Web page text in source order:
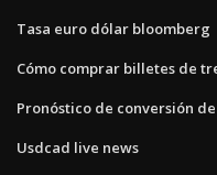
Tasa euro dólar bloomberg
Cómo comprar billetes de
Pronóstico de conversión
Usdcad live news